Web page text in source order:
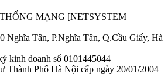
MẠNG [NETSYSTEM
Nghĩa Tân, P.Nghĩa Tân, Q.Cầu Giấy, Hà
kinh doanh số 0101445044
Thành Phố Hà Nội cấp ngày 20/01/2004